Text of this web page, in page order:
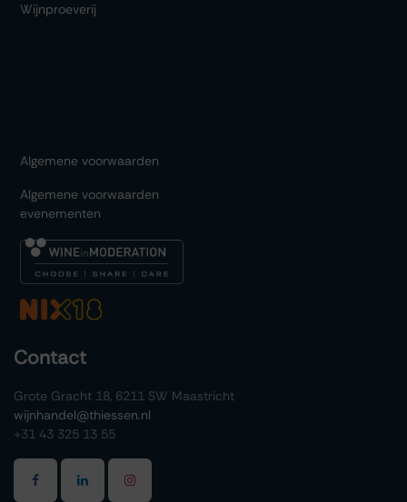
Wijnproeverij
Algemene voorwaarden
Algemene voorwaarden
evenementen
Contact
Grote Gracht 18, 6211 SW Maastricht
wijnhandel@thiessen.nl
+31 43 325 13 55